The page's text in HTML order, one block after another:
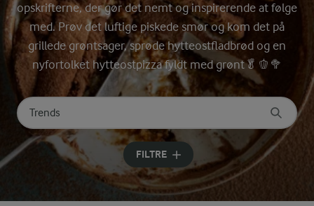
opskrifterne, der gør det nemt og inspirerende at følge
med. Prøv det luftige piskede smør og kom det på
grillede grøntsager, sprøde hytteostfladbrød og en
nyfortolket hytteostpizza fyldt med grønt🥬🫑🥦
Søg på kategori
Indtast søgeord for at søge
FILTRE